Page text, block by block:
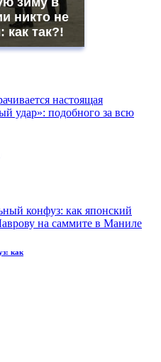
никто не
как так?!
как